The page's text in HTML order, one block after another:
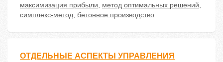
максимизация прибыли, метод оптимальных решений,
симплекс-метод, бетонное производство
ОТДЕЛЬНЫЕ АСПЕКТЫ УПРАВЛЕНИЯ